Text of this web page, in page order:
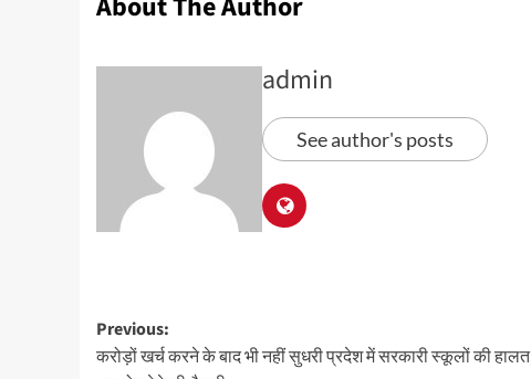
admin
See author's posts
Previous:
करोड़ों खर्च करने के बाद भी नहीं सुधरी प्रदेश में सरकारी स्कूलों की